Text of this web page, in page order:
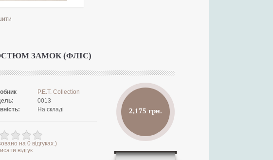
ЗАМОК (ФЛІС)
P.E.T. Collection
0013
На складі
на 0 відгуках.)
відгук
2,175 грн.